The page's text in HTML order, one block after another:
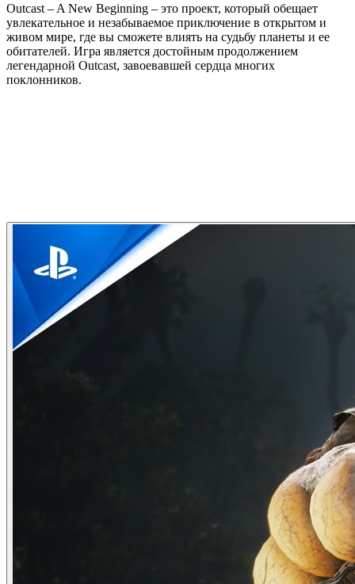
Outcast – A New Beginning – это проект, который обещает
увлекательное и незабываемое приключение в открытом и
живом мире, где вы сможете влиять на судьбу планеты и ее
обитателей. Игра является достойным продолжением
легендарной Outcast, завоевавшей сердца многих
поклонников.